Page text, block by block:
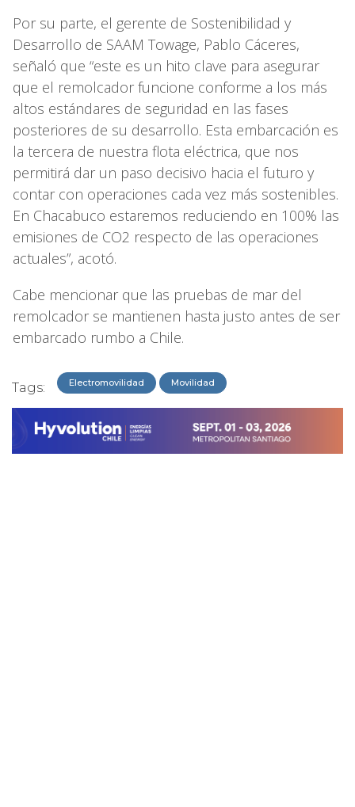
Por su parte, el gerente de Sostenibilidad y
Desarrollo de SAAM Towage, Pablo Cáceres,
señaló que “este es un hito clave para asegurar
que el remolcador funcione conforme a los más
altos estándares de seguridad en las fases
posteriores de su desarrollo. Esta embarcación es
la tercera de nuestra flota eléctrica, que nos
permitirá dar un paso decisivo hacia el futuro y
contar con operaciones cada vez más sostenibles.
En Chacabuco estaremos reduciendo en 100% las
emisiones de CO2 respecto de las operaciones
actuales”, acotó.
Cabe mencionar que las pruebas de mar del
remolcador se mantienen hasta justo antes de ser
embarcado rumbo a Chile.
Tags: Electromovilidad Movilidad